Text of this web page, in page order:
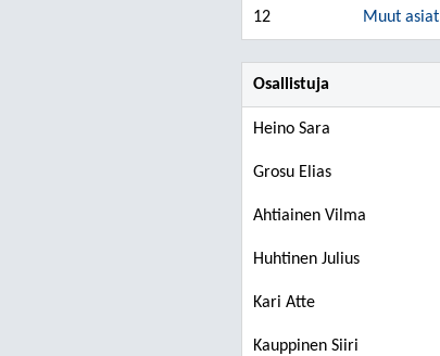
12 Muut asiat
Osallistuja
Heino Sara
Grosu Elias
Ahtiainen Vilma
Huhtinen Julius
Kari Atte
Kauppinen Siiri